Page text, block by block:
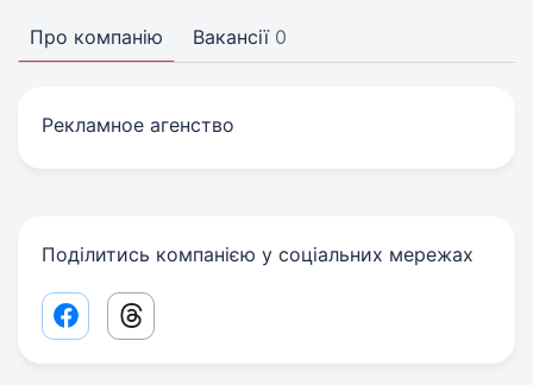
Про компанію Вакансії 0
Рекламное агенство
Поділитись компанією у соціальних мережах
Facebook share link
Threads share link